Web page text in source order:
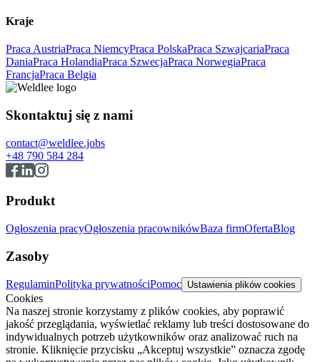
Kraje
Praca AustriaPraca NiemcyPraca PolskaPraca SzwajcariaPraca
DaniaPraca HolandiaPraca SzwecjaPraca NorwegiaPraca
FrancjaPraca Belgia
Skontaktuj się z nami
contact@weldlee.jobs
+48 790 584 284
Produkt
Ogłoszenia pracyOgłoszenia pracownikówBaza firmOfertaBlog
Zasoby
RegulaminPolityka prywatnościPomoc Ustawienia plików cookies
Cookies
Na naszej stronie korzystamy z plików cookies, aby poprawić
jakość przeglądania, wyświetlać reklamy lub treści dostosowane do
indywidualnych potrzeb użytkowników oraz analizować ruch na
stronie. Kliknięcie przycisku „Akceptuj wszystkie” oznacza zgodę